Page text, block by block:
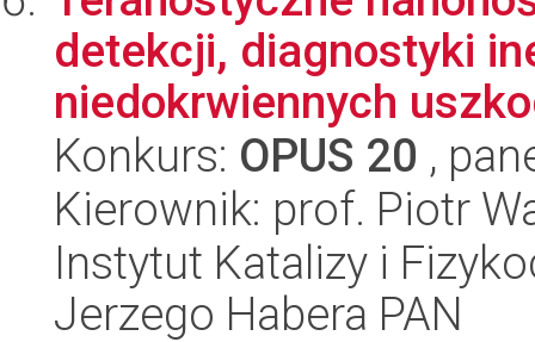
detekcji, diagnostyki
niedokrwiennych
Konkurs: OPUS 20 ,
Kierownik: prof. Piotr
Instytut Katalizy i
Jerzego Habera PAN